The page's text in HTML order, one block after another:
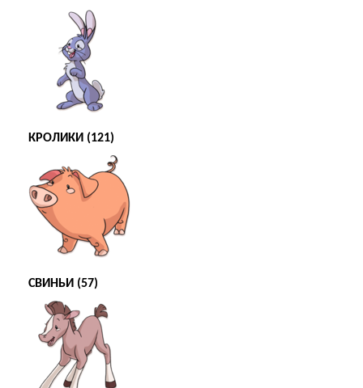
КРОЛИКИ (121)
СВИНЬИ (57)